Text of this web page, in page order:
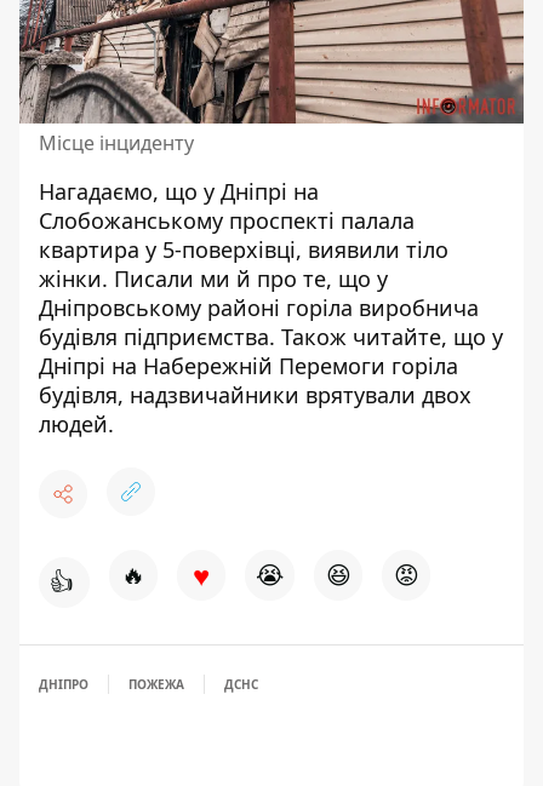
Місце інциденту
Нагадаємо, що у Дніпрі на
Слобожанському проспекті палала
квартира у 5-поверхівці, виявили тіло
жінки. Писали ми й про те, що у
Дніпровському районі горіла виробнича
будівля підприємства. Також читайте, що у
Дніпрі на Набережній Перемоги горіла
будівля, надзвичайники врятували двох
людей.
👍 🔥 ♥ 😭 😆 😡
ДНІПРО ПОЖЕЖА ДСНС